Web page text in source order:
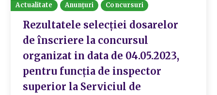
Actualitate Anunțuri Concursuri
Rezultatele selecției dosarelor
de înscriere la concursul
organizat in data de 04.05.2023,
pentru funcția de inspector
superior la Serviciul de